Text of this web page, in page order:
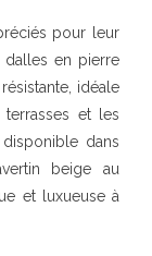
pour leur
dalles en pierre
idéale
et les
, disponible dans
beige au
et luxueuse à